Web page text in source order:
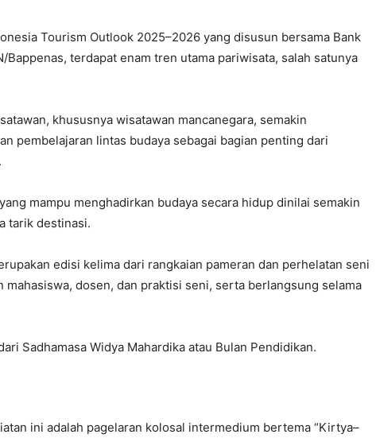
Tourism Outlook 2025–2026 yang disusun bersama Bank
Bappenas, terdapat enam tren utama pariwisata, salah satunya
khususnya wisatawan mancanegara, semakin
pembelajaran lintas budaya sebagai bagian penting dari
mampu menghadirkan budaya secara hidup dinilai semakin
tarik destinasi.
edisi kelima dari rangkaian pameran dan perhelatan seni
mahasiswa, dosen, dan praktisi seni, serta berlangsung selama
Sadhamasa Widya Mahardika atau Bulan Pendidikan.
ini adalah pagelaran kolosal intermedium bertema “Kirtya–